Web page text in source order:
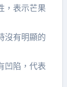
，表示芒果
沒有明顯的
凹陷，代表